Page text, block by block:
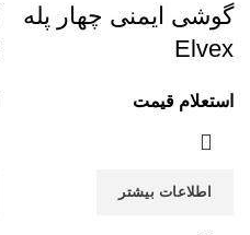
گوشی ایمنی چهار پله
Elvex
استعلام قیمت
اطلاعات بیشتر